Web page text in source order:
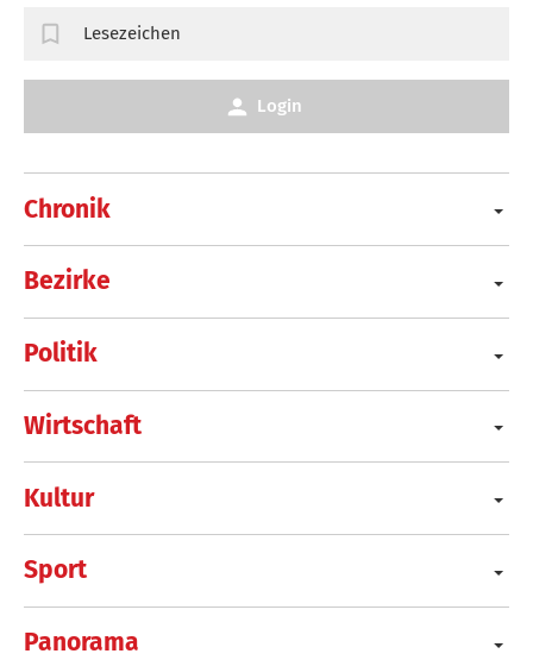
Chronik
Bezirke
Politik
Wirtschaft
Kultur
Sport
Panorama
Lesezeichen
Login